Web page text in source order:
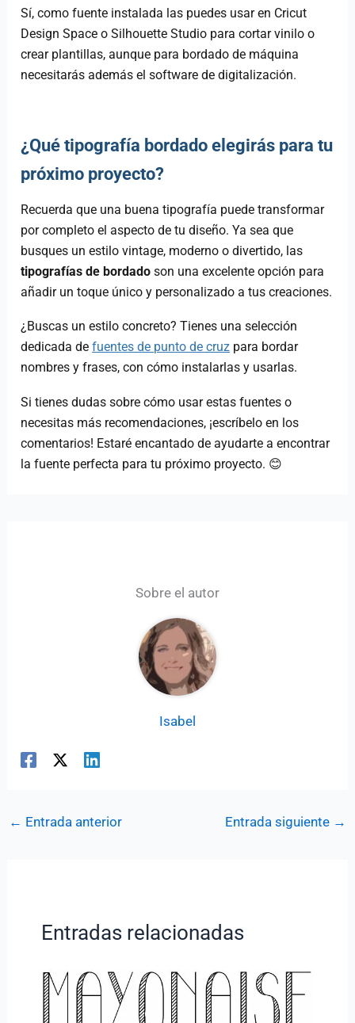
Sí, como fuente instalada las puedes usar en Cricut
Design Space o Silhouette Studio para cortar vinilo o
crear plantillas, aunque para bordado de máquina
necesitarás además el software de digitalización.
¿Qué tipografía bordado elegirás para tu
próximo proyecto?
Recuerda que una buena tipografía puede transformar
por completo el aspecto de tu diseño. Ya sea que
busques un estilo vintage, moderno o divertido, las
tipografías de bordado son una excelente opción para
añadir un toque único y personalizado a tus creaciones.
¿Buscas un estilo concreto? Tienes una selección
dedicada defuentes de punto de cruz para bordar
nombres y frases, con cómo instalarlas y usarlas.
Si tienes dudas sobre cómo usar estas fuentes o
necesitas más recomendaciones, ¡escríbelo en los
comentarios! Estaré encantado de ayudarte a encontrar
la fuente perfecta para tu próximo proyecto. 😊
Sobre el autor
Isabel
← Entrada anterior Entrada siguiente →
Entradas relacionadas